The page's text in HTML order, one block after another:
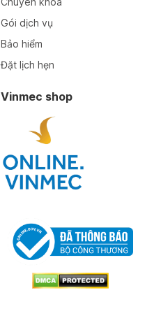
Gói dịch vụ
Bảo hiểm
Đặt lịch hẹn
Vinmec shop